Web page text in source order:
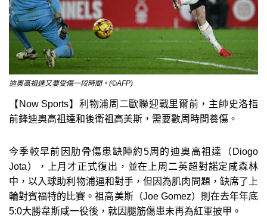
迪奧高祖達又要受傷一段時間。(©AFP)
【Now Sports】利物浦周二歐聯迎戰里爾前，主帥史洛指
前鋒迪奧高祖達和後衛祖高美斯，需要數周時間養傷。
今季較早前因肋骨傷患缺陣約5周的迪奧高祖達（Diogo
Jota），上月才正式復出，並在上周二英超對諾定咸森林
中，以入球助利物浦逼和對手，但因為肌肉問題，缺席了上
輪對賓福特的比賽。祖高美斯（Joe Gomez）則在去年年底
5:0大勝韋斯咸一役後，就因腿筋傷患未再為紅軍披甲。